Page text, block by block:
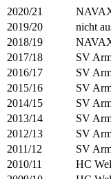
2020/21
2019/20
nicht
2018/19
2017/18
SV
2016/17
SV
2015/16
SV
2014/15
SV
2013/14
SV
2012/13
SV
2011/12
SV
2010/11
HC